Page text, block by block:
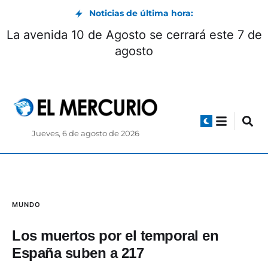
Noticias de última hora:
La avenida 10 de Agosto se cerrará este 7 de
agosto
Jueves, 6 de agosto de 2026
MUNDO
Los muertos por el temporal en
España suben a 217